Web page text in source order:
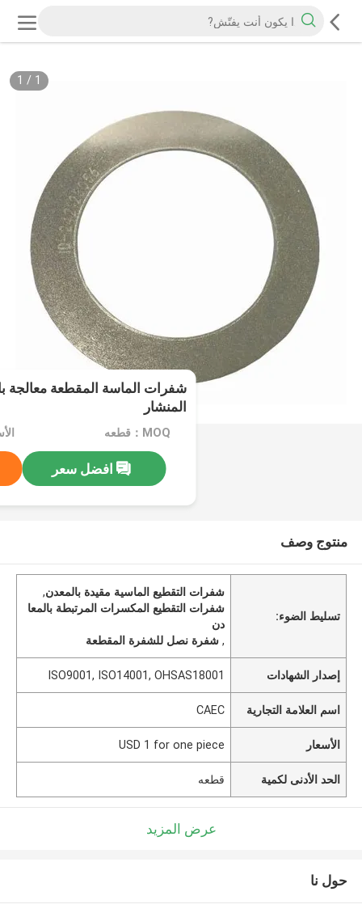
1
/
1
شفرات الماسة المقطعة معالجة
المنشار
MOQ：قطعه
افضل سعر
منتوج وصف
تسليط الضوء:
شفرات التقطيع الماسية مقيدة بالمعدن,
شفرات التقطيع المكسرات المرتبطة بالمعا
دن
,شفرة نصل للشفرة المقطعة
إصدار الشهادات ISO9001, ISO14001, OHSAS18001
اسم العلامة التجارية CAEC
الأسعار USD 1 for one piece
الحد الأدنى لكمية قطعه
عرض المزيد
حول نا